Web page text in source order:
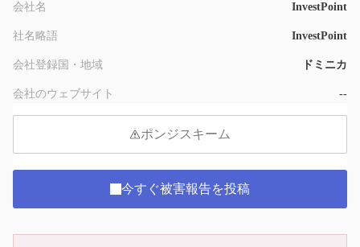
会社名 InvestPoint
社名略語 InvestPoint
会社登録国・地域 ドミニカ
会社のウェブサイト --
ポンジスキーム
今すぐ被害報告を投稿